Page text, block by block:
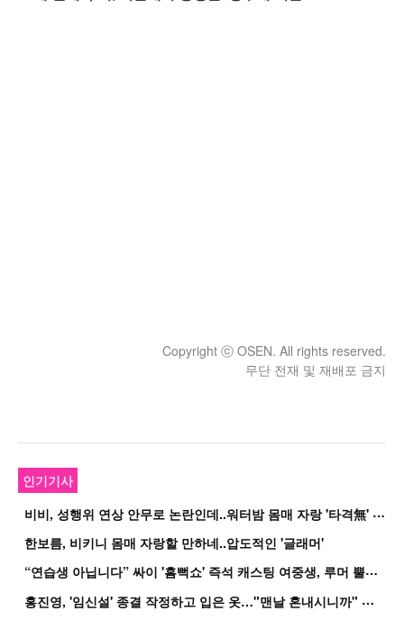
Copyright ⓒ OSEN. All rights reserved.
무단 전재 및 재배포 금지
인기기사
비
비, 성행위 연상 안무로 논란인데..워터밤 몸매 자랑 '타격無' 근황
한보름, 비키니 몸매 자랑할 만하네..압도적인 '글래머'
“
연습생 아닙니다” 싸이 '흠뻑쇼' 즉석 캐스팅 여중생, 루머 뿔났다[Oh!쎈 이...
홍
진영, '임신설' 종결 작정하고 입은 옷…"맨날 혼내시니까" 억울